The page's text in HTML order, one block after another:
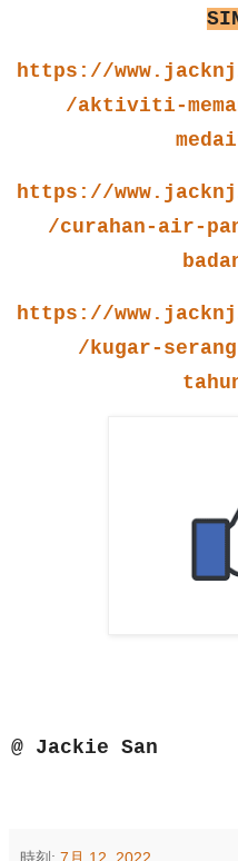
https://
/aktiviti-
https://
/curahan-air-
https://
/kugar-
@ Jackie San